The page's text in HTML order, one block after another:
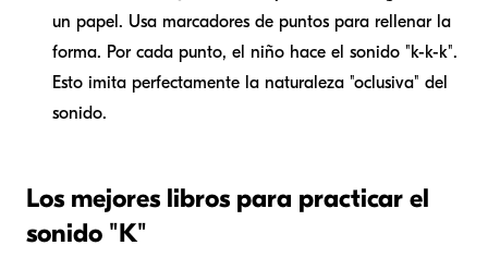
un papel. Usa marcadores de puntos para rellenar la
forma. Por cada punto, el niño hace el sonido "k-k-k".
Esto imita perfectamente la naturaleza "oclusiva" del
sonido.
Los mejores libros para practicar el
sonido "K"